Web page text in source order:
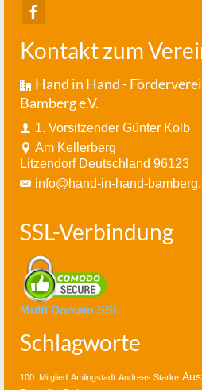
Kontakt zum
Hand in Hand -
Bamberg e.V.
1. Vorsitzender Günter Kolb
Am Kellerberg
Litzendorf Deutschland 96123
info@hand-in-hand-
SSL-Verbindung
Multi Domain SSL
Schlagworte
100. Mitglied Amlingstadt Andreas Starke